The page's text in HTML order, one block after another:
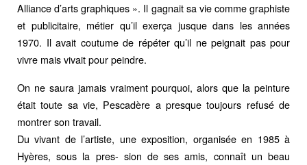
Alliance d’arts graphiques ». Il gagnait sa vie comme graphiste
et publicitaire, métier qu’il exerça jusque dans les années
1970. Il avait coutume de répéter qu’il ne peignait pas pour
vivre mais vivait pour peindre.
On ne saura jamais vraiment pourquoi, alors que la peinture
était toute sa vie, Pescadère a presque toujours refusé de
montrer son travail.
Du vivant de l’artiste, une exposition, organisée en 1985 à
Hyères, sous la pres- sion de ses amis, connaît un beau